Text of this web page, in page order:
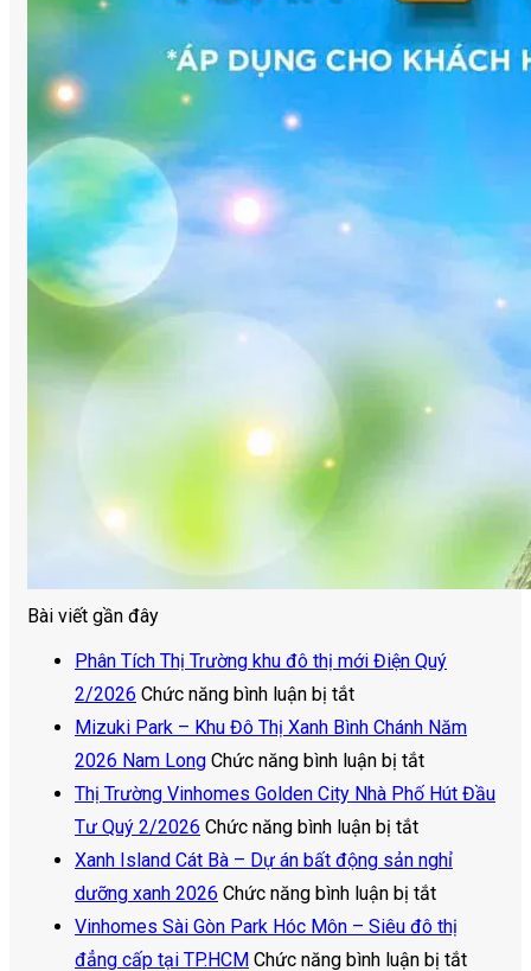
Bài viết gần đây
Phân Tích Thị Trường khu đô thị mới Điện Quý
2/2026 Chức năng bình luận bị tắtở
Phân
Tích
Thị
Trường
khu
đô
thị
mới
Mizuki Park – Khu Đô Thị Xanh Bình Chánh Năm
2026 Nam Long Chức năng bình luận bị tắtở
Mizuki
–
Khu
Đô
Thị
Thị Trường Vinhomes Golden City Nhà Phố Hút Đầu
Tư Quý 2/2026 Chức năng bình luận bị tắtở
Thị
Trường
Vinhomes
Golden
Xanh Island Cát Bà – Dự án bất động sản nghỉ
dưỡng xanh 2026 Chức năng bình luận bị tắtở
Xanh
Island
Vinhomes Sài Gòn Park Hóc Môn – Siêu đô thị
đẳng cấp tại TP.HCM Chức năng bình luận bị tắtở